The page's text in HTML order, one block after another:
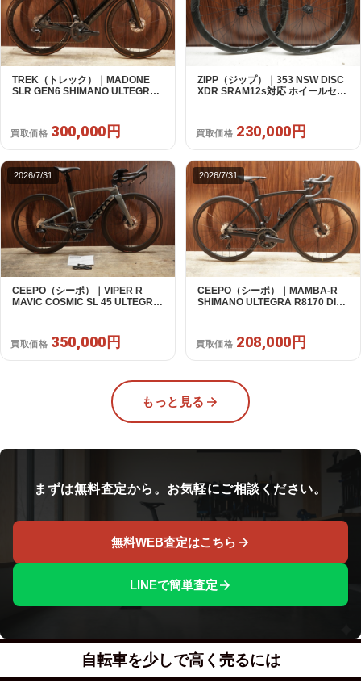
TREK（トレック）｜MADONE
SLR GEN6 SHIMANO ULTEGRA
買取価格 300,000円
ZIPP（ジップ）｜353 NSW DISC
XDR SRAM12s対応 ホイールセッ
買取価格 230,000円
2026/7/31
CEEPO（シーポ）｜VIPER R
MAVIC COSMIC SL 45 ULTEGRA
買取価格 350,000円
2026/7/31
CEEPO（シーポ）｜MAMBA-R
SHIMANO ULTEGRA R8170 DI2
買取価格 208,000円
もっと見る
まずは無料査定から。お気軽にご相談ください。
無料WEB査定はこちら
LINEで簡単査定
自転車を少しで高く売るには